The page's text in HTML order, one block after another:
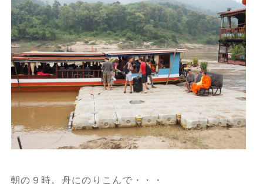
朝の９時。舟にのりこんで・・・